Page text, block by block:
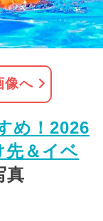
像へ
め！2026
先＆イベ
真